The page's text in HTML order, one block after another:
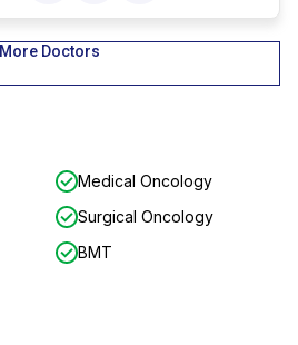
More Doctors
Medical Oncology
Surgical Oncology
BMT